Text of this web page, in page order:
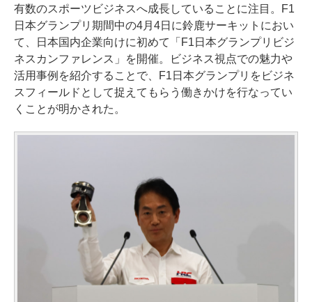
有数のスポーツビジネスへ成長していることに注目。F1
日本グランプリ期間中の4月4日に鈴鹿サーキットにおい
て、日本国内企業向けに初めて「F1日本グランプリビジ
ネスカンファレンス」を開催。ビジネス視点での魅力や
活用事例を紹介することで、F1日本グランプリをビジネ
スフィールドとして捉えてもらう働きかけを行なってい
くことが明かされた。